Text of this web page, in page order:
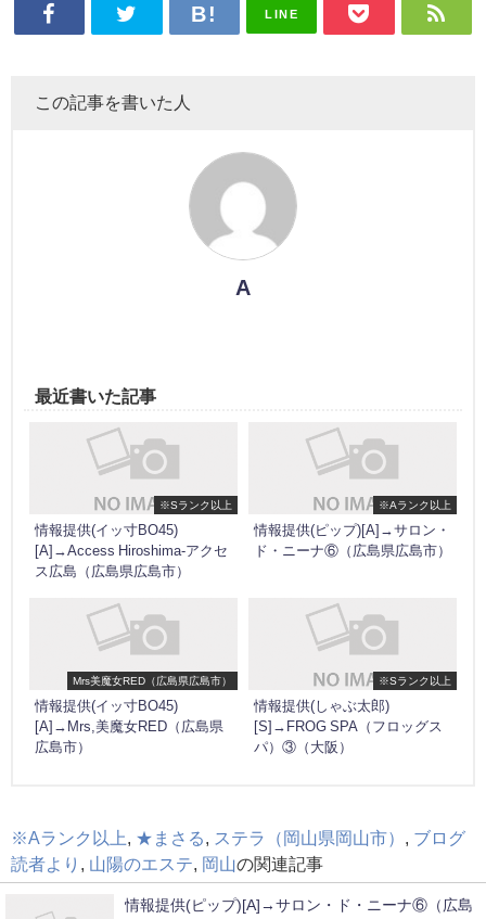
LINE
この記事を書いた人
A
最近書いた記事
※Sランク以上
情報提供(イッ寸BO45)
[A]→Access Hiroshima-アクセ
ス広島（広島県広島市）
※Aランク以上
情報提供(ピップ)[A]→サロン・
ド・ニーナ⑥（広島県広島市）
Mrs美魔女RED（広島県広島市）
情報提供(イッ寸BO45)
[A]→Mrs,美魔女RED（広島県
広島市）
※Sランク以上
情報提供(しゃぶ太郎)
[S]→FROG SPA（フロッグス
パ）③（大阪）
※Aランク以上 ★まさる ステラ（岡山県岡山市）
ブログ
読者より
山陽のエステ 岡山の関連記事
情報提供(ピップ)[A]→サロン・ド・ニーナ⑥（広島